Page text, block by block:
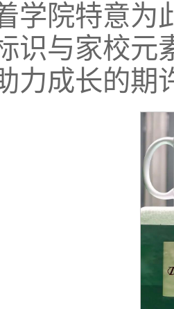
学院特意为
识与家校元
力成长的期